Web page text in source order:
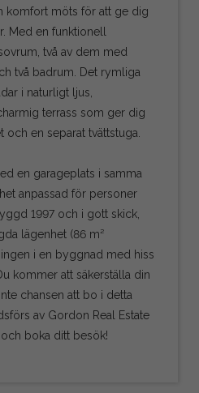
komfort möts för att ge dig
Med en funktionell
två av dem med
två badrum. Det rymliga
i naturligt ljus,
terrass som ger dig
och en separat tvättstuga.
en garageplats i samma
anpassad för personer
1997 och i gott skick,
lägenhet (86 m²
i en byggnad med hiss
kommer att säkerställa din
chansen att bo i detta
av Gordon Real Estate
boka ditt besök!